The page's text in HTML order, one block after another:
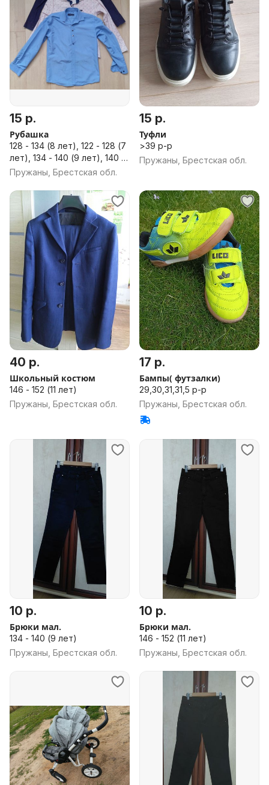
15 р.
Рубашка
128 - 134 (8 лет), 122 - 128 (7
лет), 134 - 140 (9 лет), 140 -
146 (10 лет)
Пружаны, Брестская обл.
15 р.
Туфли
>39 р-р
Пружаны, Брестская обл.
40 р.
Школьный костюм
146 - 152 (11 лет)
Пружаны, Брестская обл.
17 р.
Бампы( футзалки)
29,30,31,31,5 р-р
Пружаны, Брестская обл.
10 р.
Брюки мал.
134 - 140 (9 лет)
Пружаны, Брестская обл.
10 р.
Брюки мал.
146 - 152 (11 лет)
Пружаны, Брестская обл.